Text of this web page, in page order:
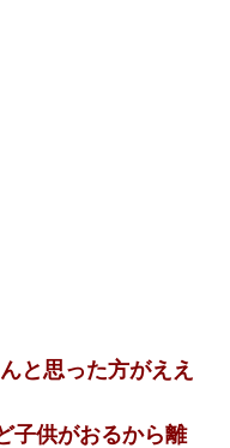
と思った方がええ
子供がおるから離